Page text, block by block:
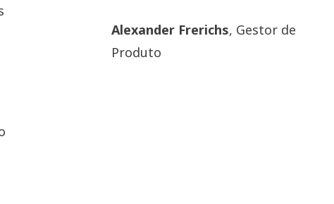
Alexander Frerichs, Gestor de
Produto